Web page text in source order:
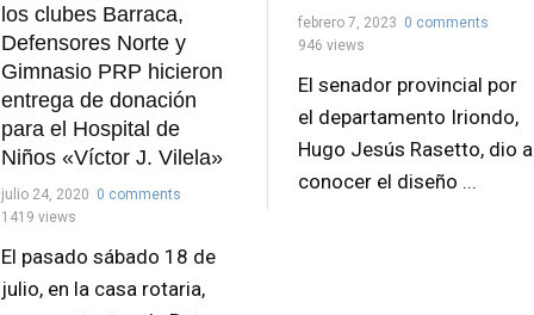
los clubes Barraca,
Defensores Norte y
Gimnasio PRP hicieron
entrega de donación
para el Hospital de
Niños «Víctor J. Vilela»
julio 24, 2020 0 comments
1419 views
El pasado sábado 18 de
julio, en la casa rotaria,
febrero 7, 2023 0 comments
946 views
El senador provincial por
el departamento Iriondo,
Hugo Jesús Rasetto, dio a
conocer el diseño ...